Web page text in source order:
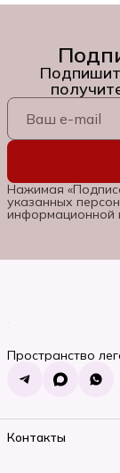
Нажимая
указанных
информационной
Пространство
Контакты